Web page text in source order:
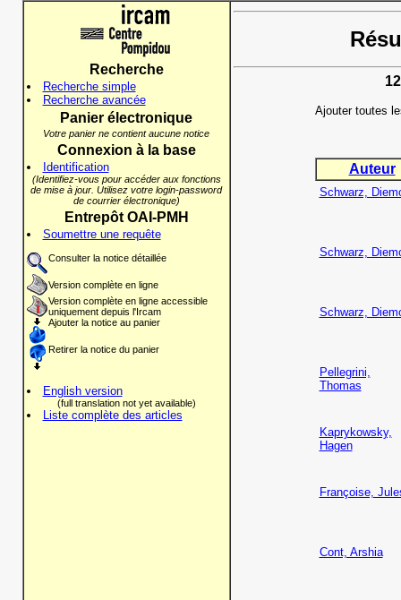
Recherche
Recherche simple
Recherche avancée
Panier électronique
Votre panier ne contient aucune notice
Connexion à la base
Identification
(Identifiez-vous pour accéder aux fonctions
de mise à jour. Utilisez votre login-password
de courrier électronique)
Entrepôt OAI-PMH
Soumettre une requête
Consulter la notice détaillée
Version complète en ligne
Version complète en ligne accessible
uniquement depuis l'Ircam
Ajouter la notice au panier
Retirer la notice du panier
English version
(full translation not yet available)
Liste complète des articles
Ajouter toutes
Auteur
Schwarz,
Schwarz,
Schwarz,
Pellegrini,
Thomas
Kaprykowsky,
Hagen
Françoise,
Cont, Arshia